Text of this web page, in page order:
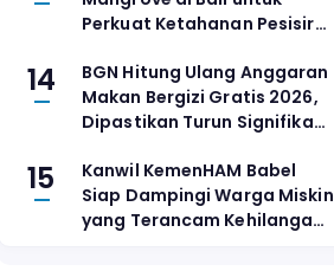
Perkuat Ketahanan Pesisir
Masyarakat
14
BGN Hitung Ulang Anggaran
Makan Bergizi Gratis 2026,
Dipastikan Turun Signifikan
15
Kanwil KemenHAM Babel
Siap Dampingi Warga Miskin
yang Terancam Kehilangan